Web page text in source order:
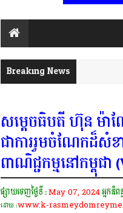
Breaking News
សម្ដេចធិបតី ហ៊ុន ម៉ាណ
ជាការរួមចំណែកដ៏សំខ
ពាណិជ្ជកម្មនៅកម្ពុជា
ផ្សាយចេញថ្ងៃទី :May 07, 2024អ្នកនិព
ដោយ :www.k-